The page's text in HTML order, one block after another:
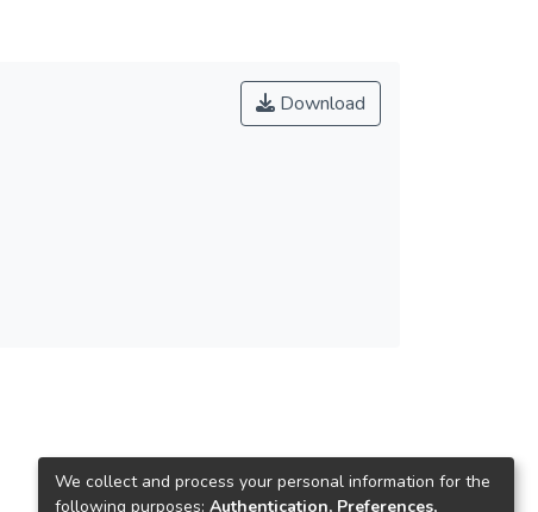
Download
We collect and process your personal information for the
following purposes: Authentication, Preferences,